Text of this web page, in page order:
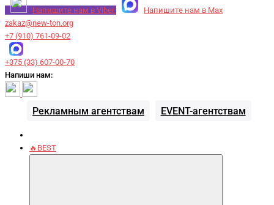
Напишите нам в Viber
Напишите нам в Max
zakaz@new-ton.org
+7 (910) 761-09-02
+375 (33) 607-00-70
Напиши нам:
Рекламным агентствам EVENT-агентствам
🔥BEST